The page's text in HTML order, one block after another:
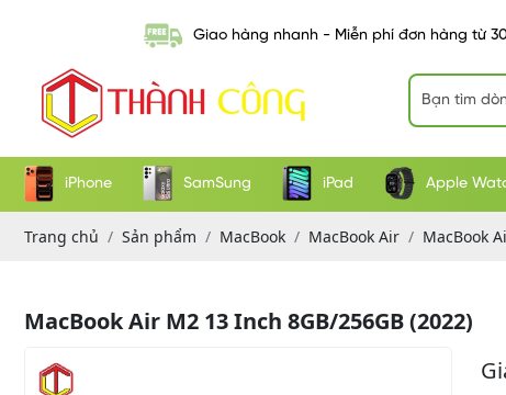
Giao hàng nhanh - Miễn phí đơn hàng từ
iPhone SamSung iPad Apple
Trang chủ Sản phẩm MacBook MacBook Air MacBook
MacBook Air M2 13 Inch 8GB/256GB (2022)